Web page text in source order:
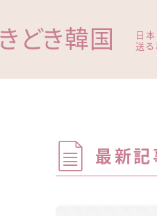
どき韓国
日
送
最新記